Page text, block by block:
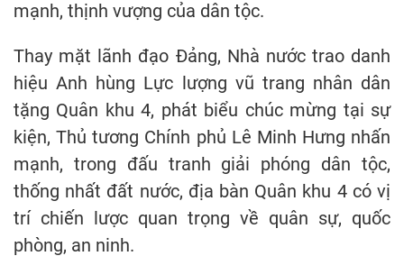
mạnh, thịnh vượng của dân tộc.
Thay mặt lãnh đạo Đảng, Nhà nước trao danh
hiệu Anh hùng Lực lượng vũ trang nhân dân
tặng Quân khu 4, phát biểu chúc mừng tại sự
kiện, Thủ tương Chính phủ Lê Minh Hưng nhấn
mạnh, trong đấu tranh giải phóng dân tộc,
thống nhất đất nước, địa bàn Quân khu 4 có vị
trí chiến lược quan trọng về quân sự, quốc
phòng, an ninh.